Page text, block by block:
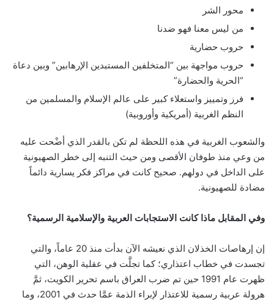
محور الشر
من ليس معنا فهو ضدنا
حروب حضارية
حروب مواجهة بين “المتخلفين المستبدين الإرهابين” وبين دعاة
“الحرية والحضارة”
فرز وتمييز واستعلاء كبير على عالم الإسلام والمسلمين من
النظم الغربية (أمريكية وأوروبية)
والشعوب الغربية في هذه اللحظة لم تكن بالقدر الذي أضْحت عليه
من وعي منذ طوفان الأقصى ومن حيث التنبه إلى خطر الصهيونية
على الداخل في دولهم. صحيح كانت في مراكز فكر يسارية دائماً
مضادة للصهيونية.
وفي المقابل ماذا كانت الاستجابات العربية والإسلامية الرسمية؟
إن إرهاصات الخذلان الذي نعيشه الآن بدأت منذ 20 عاماً، والتي
تجسدت في خطاب اعتذاري؛ كما تجلَّت في عقلية الوهن، التي
ظهرت عام 1991 حين تم ضرب العراق باسم تحرير الكويت، ثمَّ
هرولة عربية رسمية للاعتذار لإبراء الذمة عمَّا حدث في 2001، وما